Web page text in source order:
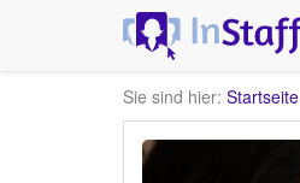
Sie sind hier: Startseite